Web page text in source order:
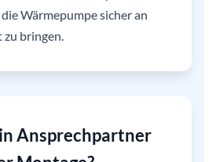
Wärmepumpe sicher an
bringen.
Ansprechpartner